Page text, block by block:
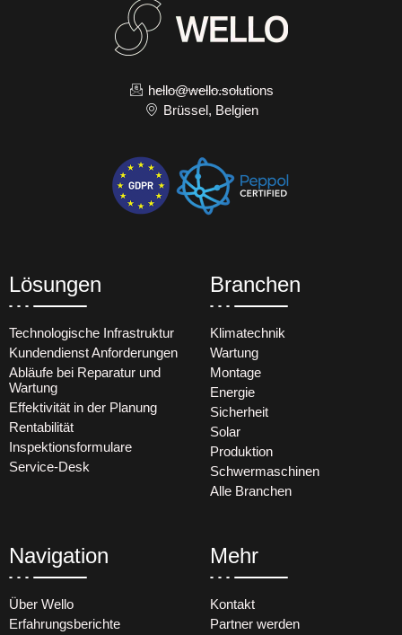
hello@wello.solutions
Brüssel, Belgien
Lösungen
Technologische Infrastruktur
Kundendienst Anforderungen
Abläufe bei Reparatur und
Wartung
Effektivität in der Planung
Rentabilität
Inspektionsformulare
Service-Desk
Branchen
Klimatechnik
Wartung
Montage
Energie
Sicherheit
Solar
Produktion
Schwermaschinen
Alle Branchen
Navigation
Über Wello
Erfahrungsberichte
Mehr
Kontakt
Partner werden